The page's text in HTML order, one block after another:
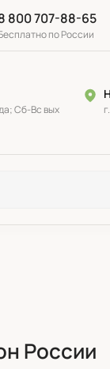
800 707-88-65
по России
Сб-Вс вых
России